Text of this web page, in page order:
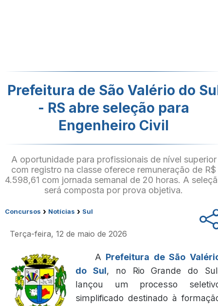
Prefeitura de São Valério do
- RS abre seleção para
Engenheiro Civil
A oportunidade para profissionais de nível superior
com registro na classe oferece remuneração de R$
4.598,61 com jornada semanal de 20 horas. A
será composta por prova objetiva.
Concursos › Notícias › Sul
Terça-feira, 12 de maio de 2026
A Prefeitura de São
do Sul, no Rio Grande do
lançou um processo
simplificado destinado à